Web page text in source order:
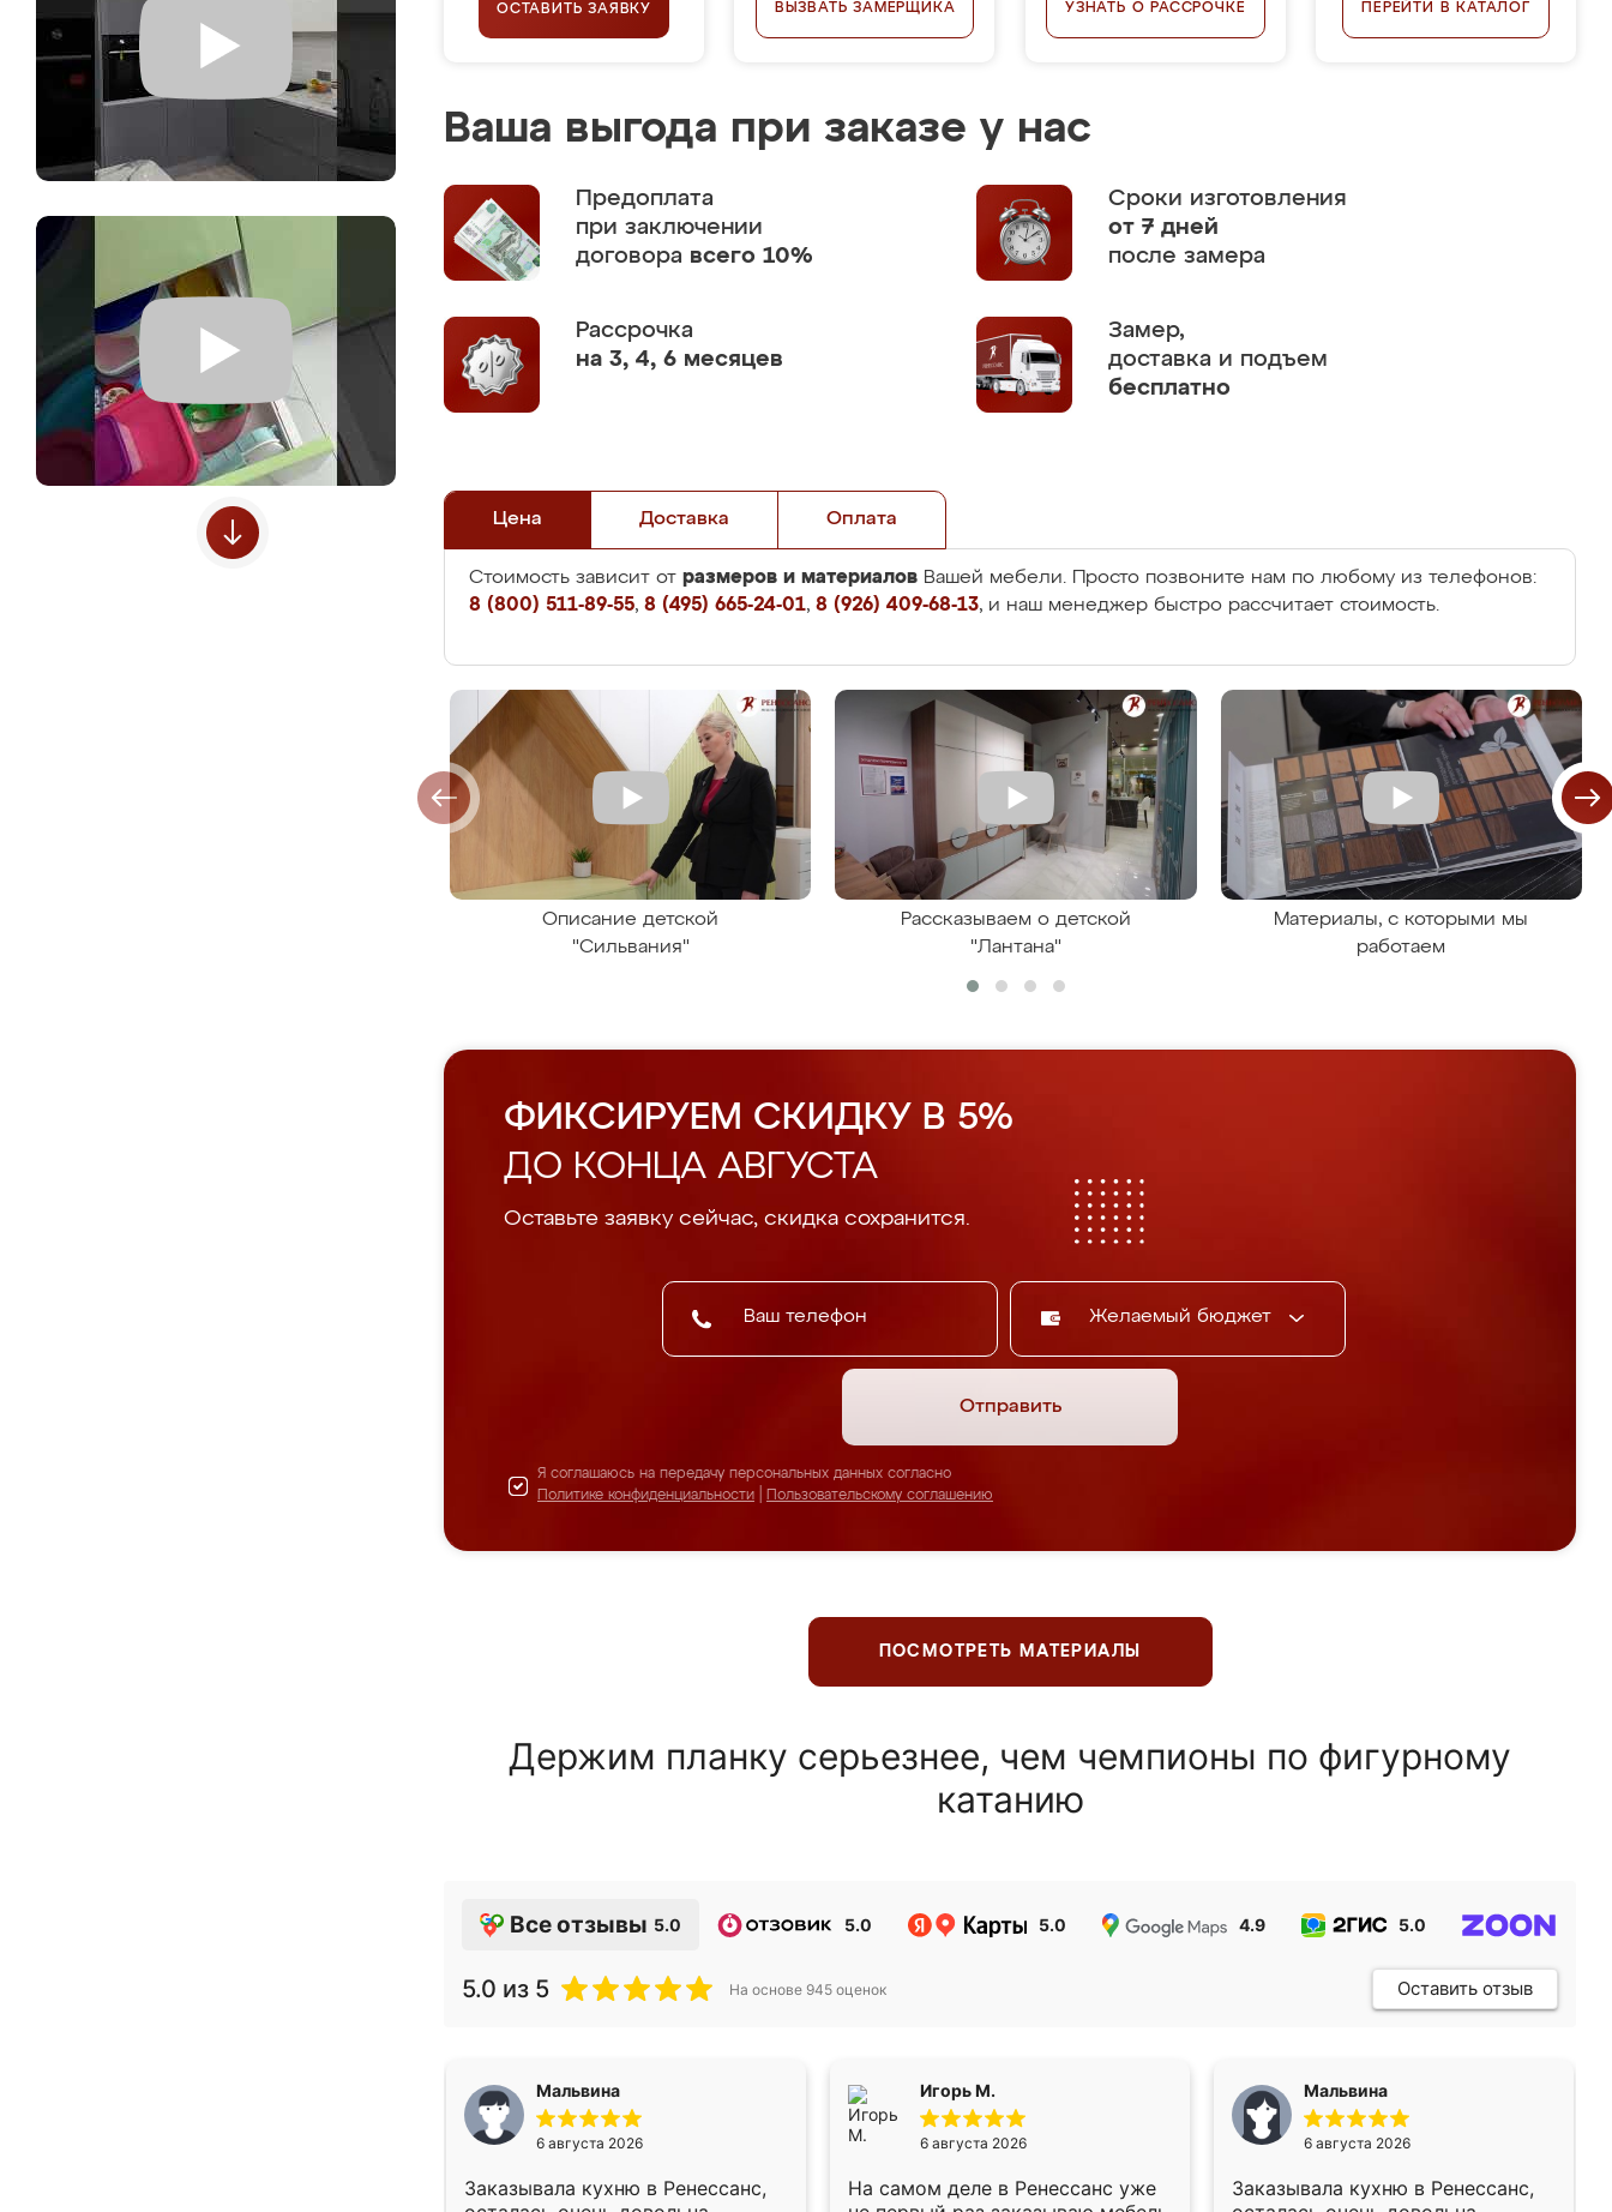
ОСТАВИТЬ ЗАЯВКУ ВЫЗВАТЬ ЗАМЕРЩИКА УЗНАТЬ О РАССРОЧКЕ ПЕРЕЙТИ В КАТАЛОГ
Ваша выгода при заказе у нас
Предоплата
при заключении
договора всего 10%
Сроки изготовления
от 7 дней
после замера
Рассрочка
на 3, 4, 6 месяцев
Замер,
доставка и подъем
бесплатно
Цена Доставка Оплата
Стоимость зависит от размеров и материалов Вашей мебели. Просто позвоните нам по любому из телефонов:
8 (800) 511-89-55, 8 (495) 665-24-01, 8 (926) 409-68-13, и наш менеджер быстро рассчитает стоимость.
Описание детской
"Сильвания"
Рассказываем о детской
"Лантана"
Материалы, с которыми мы
работаем
ФИКСИРУЕМ СКИДКУ В 5%
ДО КОНЦА АВГУСТА
Оставьте заявку сейчас, скидка сохранится.
Желаемый бюджет
Отправить
Я соглашаюсь на передачу персональных данных согласно
Политике конфиденциальности
Пользовательскому соглашению
ПОСМОТРЕТЬ МАТЕРИАЛЫ
Держим планку серьезнее, чем чемпионы по фигурному
катанию
Все отзывы 5.0 5.0 5.0 4.9 5.0
5.0 из 5 На основе 945 оценок Оставить отзыв
Мальвина
6 августа 2026
Заказывала кухню в Ренессанс,
Игорь М.
6 августа 2026
На самом деле в Ренессанс уже
Мальвина
6 августа 2026
Заказывала кухню в Ренессанс,